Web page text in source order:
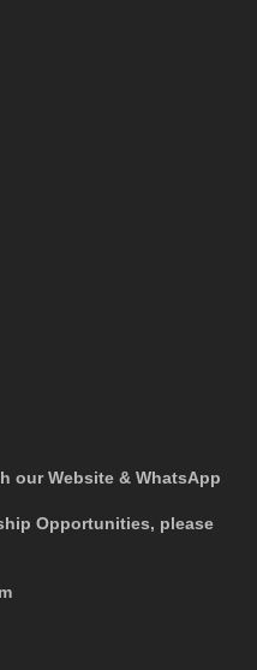
ourWebsite & WhatsApp
Opportunities, please